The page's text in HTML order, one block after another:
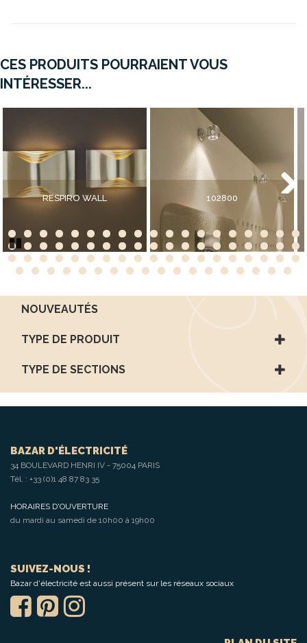
CES PRODUITS POURRAIENT VOUS
INTÉRESSER...
RESPIRO WALL
102800
Next
Pause
NOUVEAUTÉS
TYPE DE PRODUIT
TYPE DE SECTIONS
BAZAR D'ÉLECTRICITÉ
34 BOULEVARD HENRI IV - 75004 PARIS
Tél. : +33 (0)1 48 87 83 35
HORAIRES D'OUVERTURE
du mardi au samedi de 10h00 à 19h00
SUIVEZ-NOUS !
Bazar d'électricité est aussi présent sur les réseaux sociaux